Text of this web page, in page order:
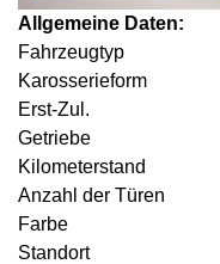
Allgemeine Daten:
Fahrzeugtyp
Karosserieform
Erst-Zul.
Getriebe
Kilometerstand
Anzahl der Türen
Farbe
Standort